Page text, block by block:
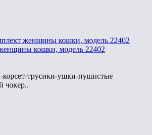
кошки, модель 22402
корсет-трусики-ушки-пушистые
чокер..